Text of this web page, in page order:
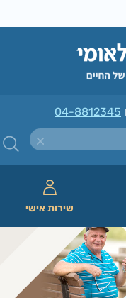
04-
שירות אישי